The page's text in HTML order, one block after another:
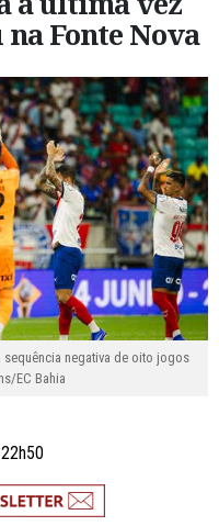
Fonte Nova
sequência negativa de oito jogos
EC Bahia